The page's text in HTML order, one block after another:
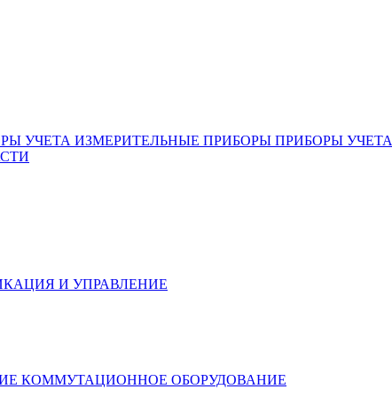
ИЗМЕРИТЕЛЬНЫЕ ПРИБОРЫ ПРИБОРЫ УЧЕТА
И УПРАВЛЕНИЕ
КОММУТАЦИОННОЕ ОБОРУДОВАНИЕ